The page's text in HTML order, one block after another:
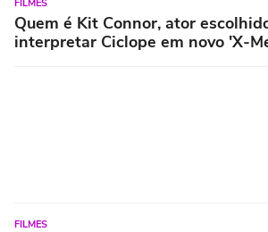
FILMES
Quem é Kit Connor, ator
interpretar Ciclope em novo 'X-
FILMES